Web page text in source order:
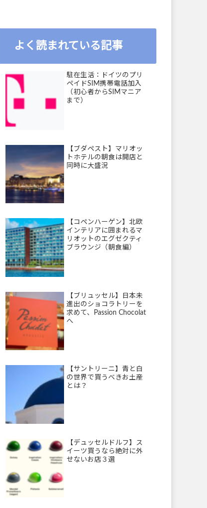
よく読まれている記事
駐在生活：ドイツのプリ
ペイドSIM携帯電話加入
（初心者からSIMマニア
まで）
【ブダペスト】マリオッ
トホテルの朝食は開店と
同時に大盛況
【コペンハーゲン】北欧
インテリアに囲まれるマ
リオットのエグゼクティ
ブラウンジ（朝食編）
【ブリュッセル】日本未
進出のショコラトリーを
求めて、Passion Chocolat
へ
【サントリーニ】青と白
の世界で買うべきお土産
とは？
【デュッセルドルフ】ス
イーツ買うなら絶対に外
せないお店３選